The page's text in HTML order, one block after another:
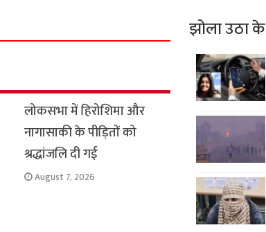
लोकसभा में हिरोशिमा और
नागासाकी के पीड़ितों को
श्रद्धांजलि दी गई
August 7, 2026
झोला उठा के